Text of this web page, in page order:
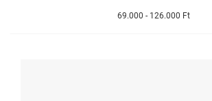
69.000 - 126.000 Ft